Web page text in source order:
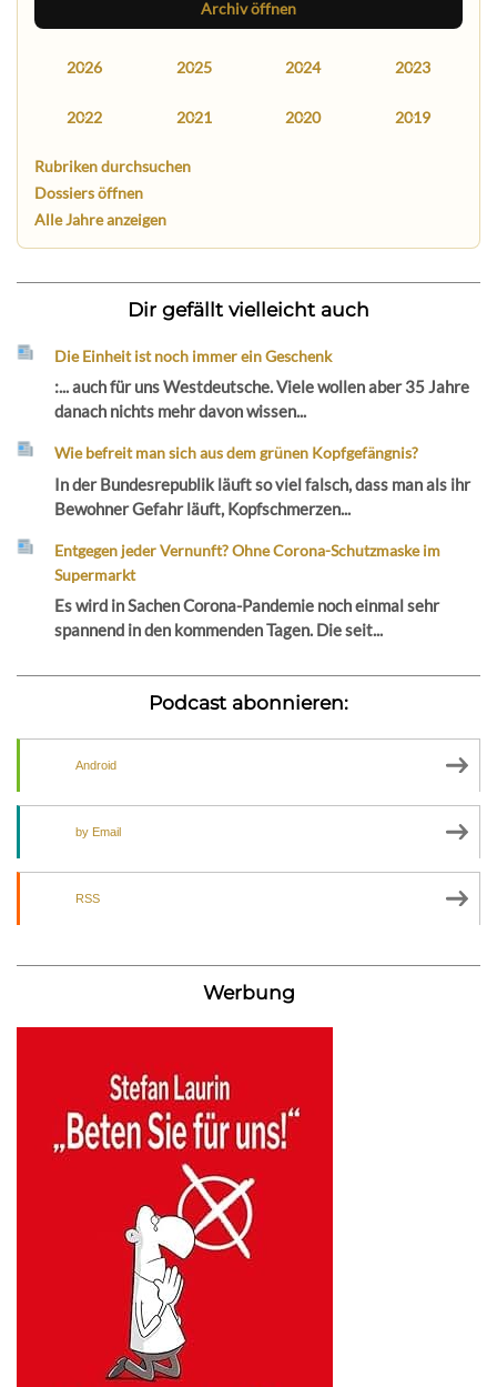
Archiv öffnen
2026 2025 2024 2023
2022 2021 2020 2019
Rubriken durchsuchen
Dossiers öffnen
Alle Jahre anzeigen
Dir gefällt vielleicht auch
Die Einheit ist noch immer ein Geschenk
:... auch für uns Westdeutsche. Viele wollen aber 35 Jahre
danach nichts mehr davon wissen...
Wie befreit man sich aus dem grünen Kopfgefängnis?
In der Bundesrepublik läuft so viel falsch, dass man als ihr
Bewohner Gefahr läuft, Kopfschmerzen...
Entgegen jeder Vernunft? Ohne Corona-Schutzmaske im
Supermarkt
Es wird in Sachen Corona-Pandemie noch einmal sehr
spannend in den kommenden Tagen. Die seit...
Podcast abonnieren:
Android
by Email
RSS
Werbung